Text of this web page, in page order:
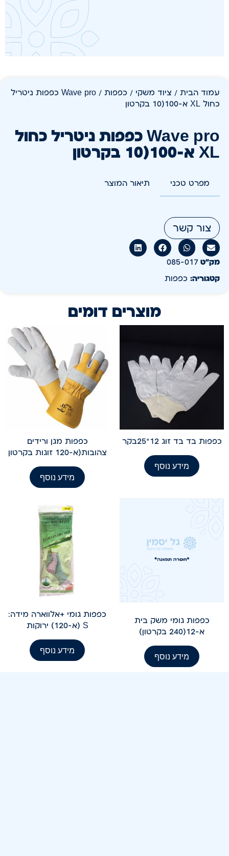
עמוד הבית / ציוד משקי / כפפות
/ Wave pro כפפות ניטריל
כחול XL א-100(10 בקרטון
Wave pro כפפות ניטריל כחול
XL א-100(10 בקרטון
מפרט טכני תיאור המוצר
צור קשר
מק״ט 085-017
קטגוריה: כפפות
מוצרים דומים
כפפות בד בד זוג 12*25בקר
מידע נוסף
כפפות מגן ורידים
צהובות(א-120 זוגות בקרטון
מידע נוסף
כפפות גומי משק בית
א-12(240 בקרטון)
מידע נוסף
כפפות גומי +אלווארה מידה:
S (א-120) ירוקות
מידע נוסף